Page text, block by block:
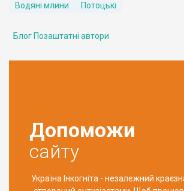
Водяні млини Потоцькі
Блог Позаштатні автори
Допоможи
сайту
Україна Інкогніта - незалежний